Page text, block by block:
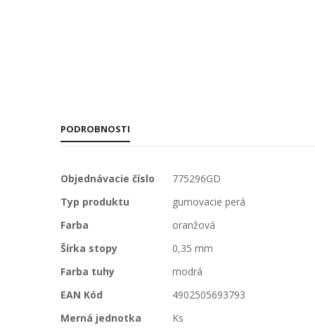
PODROBNOSTI
Viac
informácií
Objednávacie číslo
775296GD
Typ produktu
gumovacie perá
Farba
oranžová
Šírka stopy
0,35 mm
Farba tuhy
modrá
EAN Kód
4902505693793
Merná jednotka
Ks